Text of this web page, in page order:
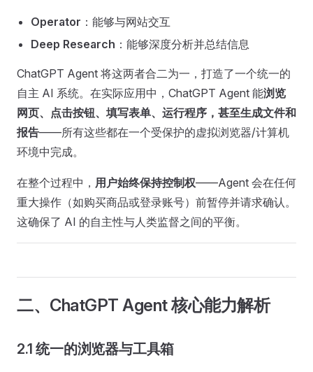
Operator ：能够与网站交互
Deep Research ：能够深度分析并总结信息
ChatGPT Agent 将这两者合二为一，打造了一个统一的
自主 AI 系统。在实际应用中，ChatGPT Agent 能浏览
网页、点击按钮、填写表单、运行程序，甚至生成文件和
报告——所有这些都在一个受保护的虚拟浏览器/计算机
环境中完成。
在整个过程中， 用户始终保持控制权——Agent 会在任何
重大操作（如购买商品或登录账号）前暂停并请求确认。
这确保了 AI 的自主性与人类监督之间的平衡。
二、ChatGPT Agent 核心能力解析
2.1 统一的浏览器与工具箱